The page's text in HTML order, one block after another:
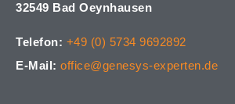
32549 Bad Oeynhausen
Telefon: +49 (0) 5734 9692892
E-Mail: office@genesys-experten.de